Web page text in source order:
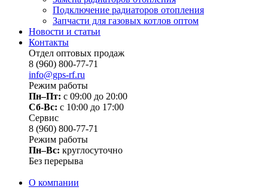
Подключение радиаторов отопления
Запчасти для газовых котлов оптом
Новости и статьи
Контакты
Отдел оптовых продаж
8 (960) 800-77-71
info@gps-rf.ru
Режим работы
Пн–Пт: с 09:00 до 20:00
Сб-Вс: c 10:00 до 17:00
Сервис
8 (960) 800-77-71
Режим работы
Пн–Вс: круглосуточно
Без перерыва
О компании